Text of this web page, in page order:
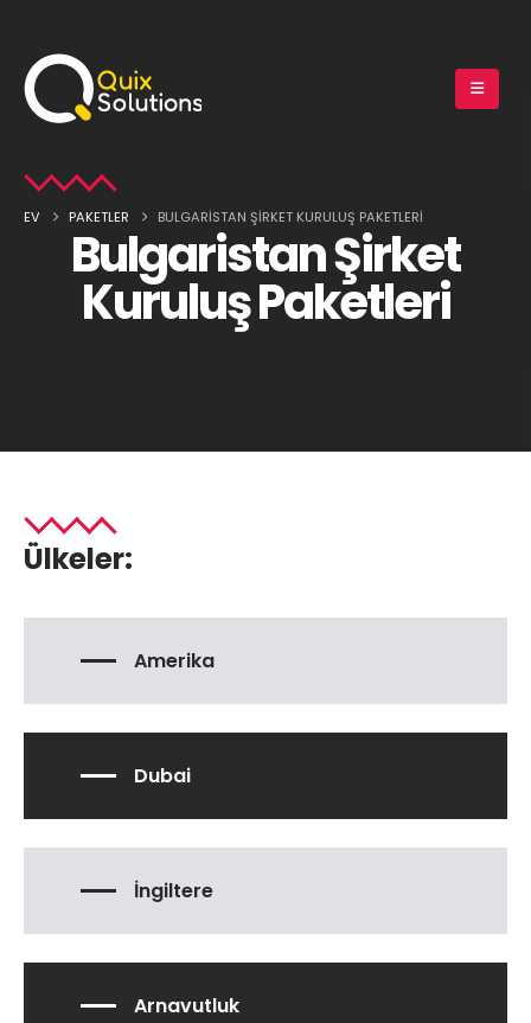
EV PAKETLER BULGARISTAN ŞIRKET KURULUŞ PAKETLERI
Bulgaristan Şirket
Kuruluş Paketleri
Ülkeler:
Amerika
Dubai
İngiltere
Arnavutluk